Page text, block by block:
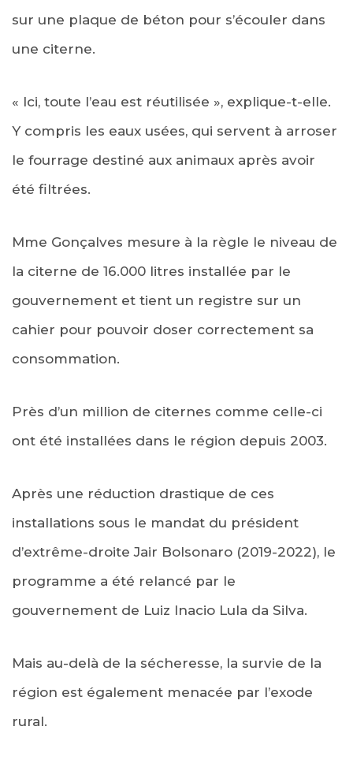
sur une plaque de béton pour s’écouler dans
une citerne.
« Ici, toute l’eau est réutilisée », explique-t-elle.
Y compris les eaux usées, qui servent à arroser
le fourrage destiné aux animaux après avoir
été filtrées.
Mme Gonçalves mesure à la règle le niveau de
la citerne de 16.000 litres installée par le
gouvernement et tient un registre sur un
cahier pour pouvoir doser correctement sa
consommation.
Près d’un million de citernes comme celle-ci
ont été installées dans le région depuis 2003.
Après une réduction drastique de ces
installations sous le mandat du président
d’extrême-droite Jair Bolsonaro (2019-2022), le
programme a été relancé par le
gouvernement de Luiz Inacio Lula da Silva.
Mais au-delà de la sécheresse, la survie de la
région est également menacée par l’exode
rural.